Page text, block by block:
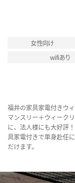
女性向け
wifiあり
福井の家具家電付きウ
マンスリー＋ウィーク
に、法人様にも大好評
具家電付きで単身赴任
だけます。